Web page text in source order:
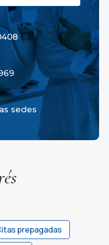
sedes
prepagadas